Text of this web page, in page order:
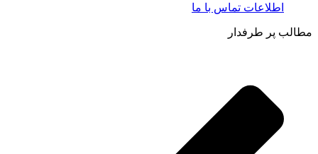
اطلاعات تماس با ما​
مطالب پر طرفدار